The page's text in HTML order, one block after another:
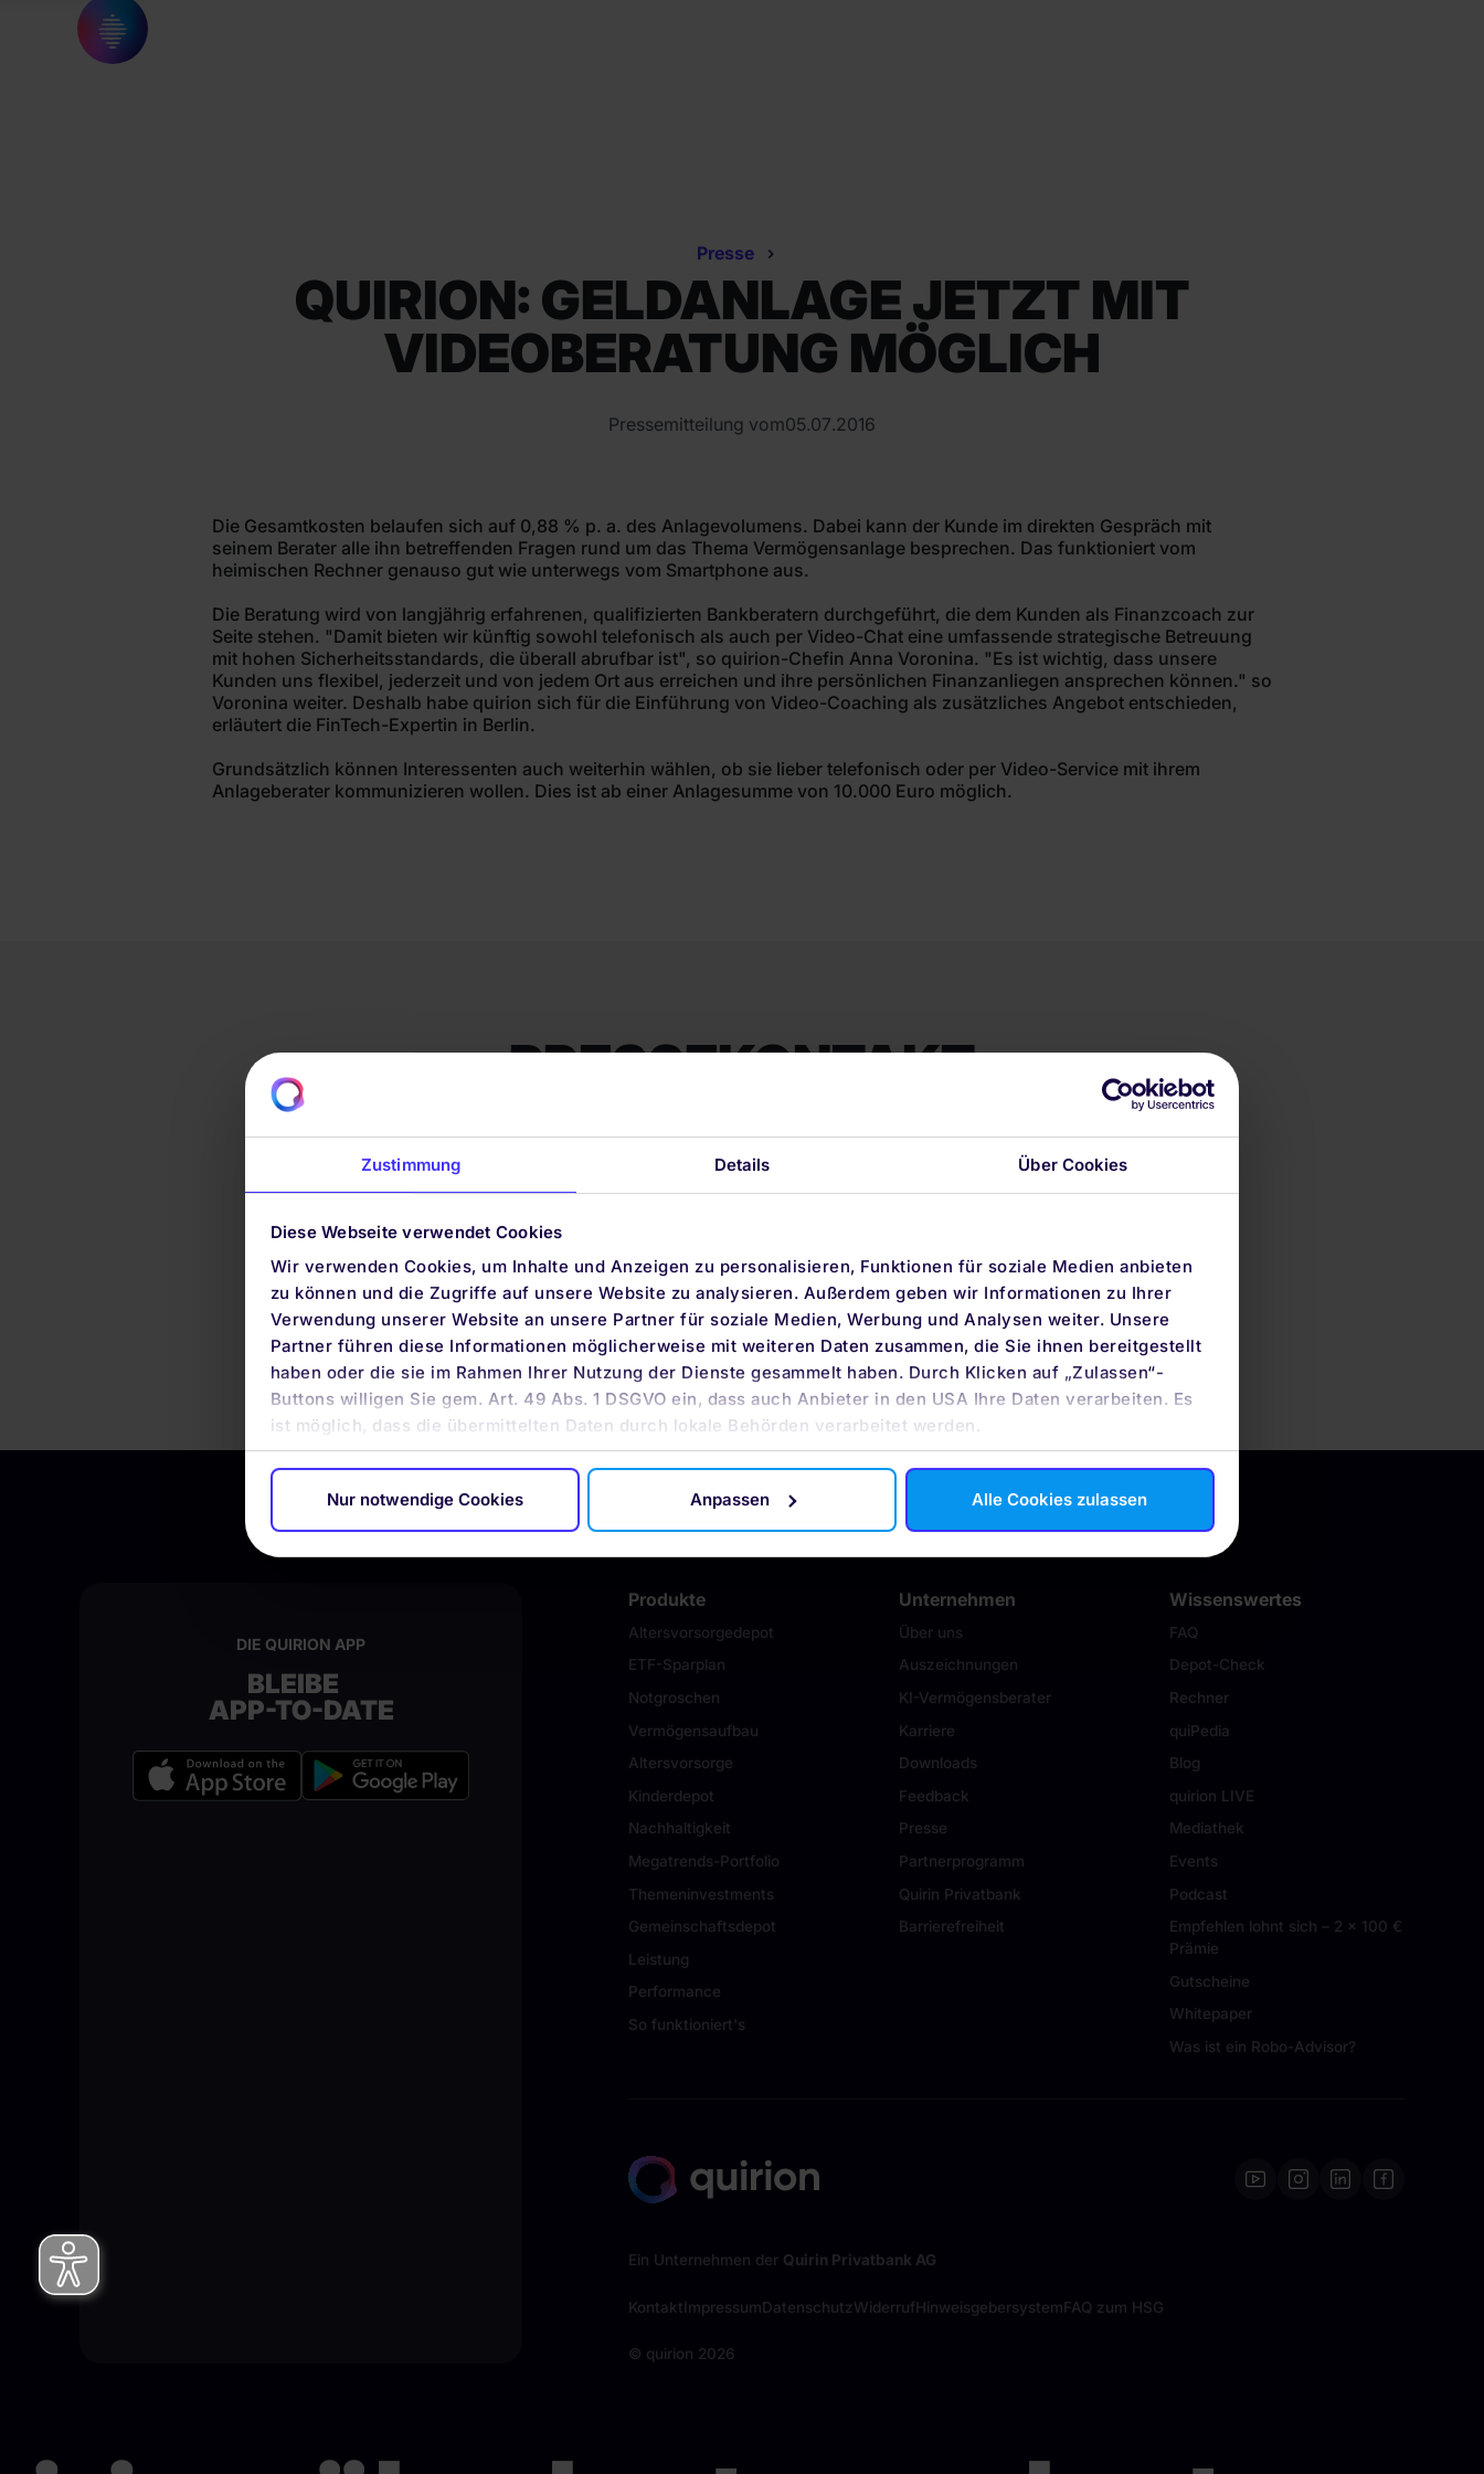
Zustimmung Details Über Cookies
Diese Webseite verwendet Cookies
Wir verwenden Cookies, um Inhalte und Anzeigen zu personalisieren, Funktionen für soziale Medien anbieten
zu können und die Zugriffe auf unsere Website zu analysieren. Außerdem geben wir Informationen zu Ihrer
Verwendung unserer Website an unsere Partner für soziale Medien, Werbung und Analysen weiter. Unsere
Partner führen diese Informationen möglicherweise mit weiteren Daten zusammen, die Sie ihnen bereitgestellt
haben oder die sie im Rahmen Ihrer Nutzung der Dienste gesammelt haben. Durch Klicken auf „Zulassen“-
Buttons willigen Sie gem. Art. 49 Abs. 1 DSGVO ein, dass auch Anbieter in den USA Ihre Daten verarbeiten. Es
ist möglich, dass die übermittelten Daten durch lokale Behörden verarbeitet werden.
Nur notwendige Cookies Anpassen Alle Cookies zulassen
Presse
QUIRION: GELDANLAGE JETZT MIT
VIDEOBERATUNG MÖGLICH
Pressemitteilung vom05.07.2016
Die Gesamtkosten belaufen sich auf 0,88 % p. a. des Anlagevolumens. Dabei kann der Kunde im direkten Gespräch mit
seinem Berater alle ihn betreffenden Fragen rund um das Thema Vermögensanlage besprechen. Das funktioniert vom
heimischen Rechner genauso gut wie unterwegs vom Smartphone aus.
Die Beratung wird von langjährig erfahrenen, qualifizierten Bankberatern durchgeführt, die dem Kunden als Finanzcoach zur
Seite stehen. "Damit bieten wir künftig sowohl telefonisch als auch per Video-Chat eine umfassende strategische Betreuung
mit hohen Sicherheitsstandards, die überall abrufbar ist", so quirion-Chefin Anna Voronina. "Es ist wichtig, dass unsere
Kunden uns flexibel, jederzeit und von jedem Ort aus erreichen und ihre persönlichen Finanzanliegen ansprechen können." so
Voronina weiter. Deshalb habe quirion sich für die Einführung von Video-Coaching als zusätzliches Angebot entschieden,
erläutert die FinTech-Expertin in Berlin.
Grundsätzlich können Interessenten auch weiterhin wählen, ob sie lieber telefonisch oder per Video-Service mit ihrem
Anlageberater kommunizieren wollen. Dies ist ab einer Anlagesumme von 10.000 Euro möglich.
PRESSEKONTAKT
Dirk Althoff
quirion AG
Kurfürstendamm 119
T +49 (0) 30 890 21-358
dirk.althoff@quirion.de
DIE QUIRION APP
BLEIBE
APP-TO-DATE
Produkte
Altersvorsorgedepot
ETF-Sparplan
Notgroschen
Vermögensaufbau
Altersvorsorge
Kinderdepot
Nachhaltigkeit
Megatrends-Portfolio
Themeninvestments
Gemeinschaftsdepot
Leistung
Performance
So funktioniert's
Unternehmen
Über uns
Auszeichnungen
KI-Vermögensberater
Karriere
Downloads
Feedback
Presse
Partnerprogramm
Quirin Privatbank
Barrierefreiheit
Wissenswertes
FAQ
Depot-Check
Rechner
quiPedia
Blog
quirion LIVE
Mediathek
Events
Podcast
Empfehlen lohnt sich – 2 × 100 €
Prämie
Gutscheine
Whitepaper
Was ist ein Robo-Advisor?
Ein Unternehmen der Quirin Privatbank AG
KontaktImpressumDatenschutzWiderrufHinweisgebersystemFAQ zum HSG
© quirion 2026